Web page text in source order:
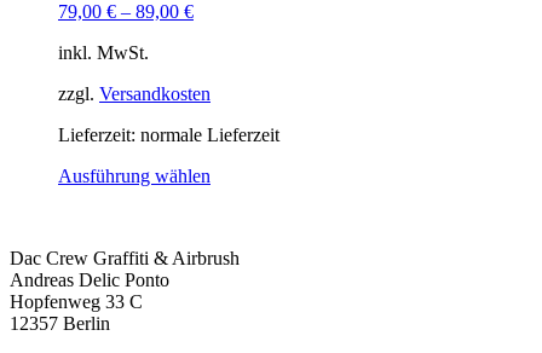
79,00 € – 89,00 €
inkl. MwSt.
zzgl. Versandkosten
Lieferzeit: normale Lieferzeit
Ausführung wählen
Dac Crew Graffiti & Airbrush
Andreas Delic Ponto
Hopfenweg 33 C
12357 Berlin